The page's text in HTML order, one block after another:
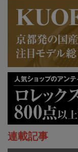
連載記事